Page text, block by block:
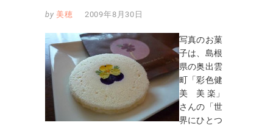
by 美穂 2009年8月30日
写真のお菓
子は、島根
県の奥出雲
町「彩色健
美 美 楽」
さんの「世
界にひとつ